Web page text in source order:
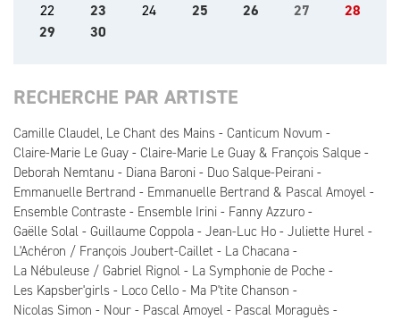
22
23 24 25 26 27
28
29
30
RECHERCHE PAR ARTISTE
Camille Claudel, Le Chant des Mains
Canticum Novum
Claire-Marie Le Guay
Claire-Marie Le Guay & François Salque
Deborah Nemtanu
Diana Baroni
Duo Salque-Peirani
Emmanuelle Bertrand
Emmanuelle Bertrand & Pascal Amoyel
Ensemble Contraste
Ensemble Irini
Fanny Azzuro
Gaëlle Solal
Guillaume Coppola Jean-Luc Ho
Juliette Hurel
L'Achéron / François Joubert-Caillet
La Chacana
La Nébuleuse / Gabriel Rignol
La Symphonie de Poche
Les Kapsber'girls
Loco Cello
Ma P'tite Chanson
Nicolas Simon
Nour Pascal Amoyel
Pascal Moraguès